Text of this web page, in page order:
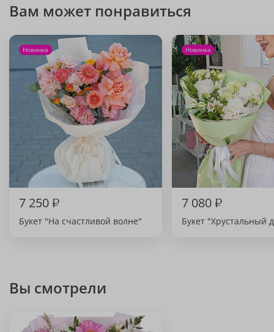
Вам может понравиться
Новинка
7 250₽
Букет "На счастливой волне"
Новинка
7 080₽
Букет "Хрустальный
Вы смотрели